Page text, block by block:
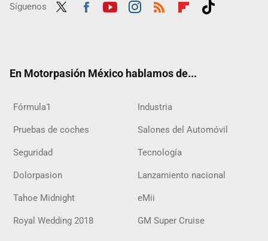
Síguenos
En Motorpasión México hablamos de...
Fórmula1 Industria
Pruebas de coches Salones del Automóvil
Seguridad Tecnología
Dolorpasion Lanzamiento nacional
Tahoe Midnight eMii
Royal Wedding 2018 GM Super Cruise